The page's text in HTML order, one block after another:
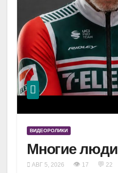
ВИДЕОРОЛИКИ
Многие люди
АВГ 5, 2026 👁 17 💬 22